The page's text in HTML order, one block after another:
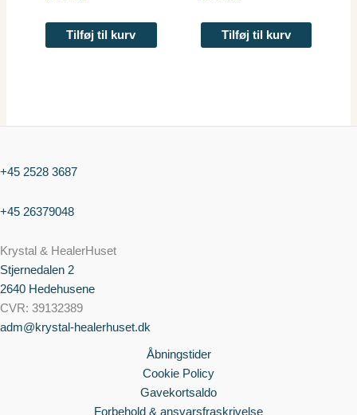
Tilføj til kurv Tilføj til kurv
+45 2528 3687
+45 26379048
Krystal & HealerHuset
Stjernedalen 2
2640 Hedehusene
CVR: 39132389
adm@krystal-healerhuset.dk
Åbningstider
Cookie Policy
Gavekortsaldo
Forbehold & ansvarsfraskrivelse